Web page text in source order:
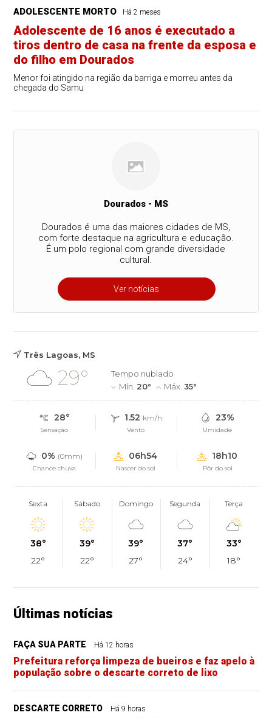
ADOLESCENTE MORTO Há 2 meses
Adolescente de 16 anos é executado a
tiros dentro de casa na frente da esposa e
do filho em Dourados
Menor foi atingido na região da barriga e morreu antes da
chegada do Samu
Dourados - MS
Dourados é uma das maiores cidades de MS,
com forte destaque na agricultura e educação.
É um polo regional com grande diversidade
cultural.
Ver notícias
Três Lagoas, MS
29°
Tempo nublado
Mín. 20° Máx.35°
28°
Sensação
1.52 km/h
Vento
23%
Umidade
0% (0mm)
Chance chuva
06h54
Nascer do sol
18h10
Pôr do sol
Sexta
38°
22°
Sábado
39°
22°
Domingo
39°
27°
Segunda
37°
24°
Terça
33°
18°
Últimas notícias
FAÇA SUA PARTE Há 12 horas
Prefeitura reforça limpeza de bueiros e faz apelo à
população sobre o descarte correto de lixo
DESCARTE CORRETO Há 9 horas